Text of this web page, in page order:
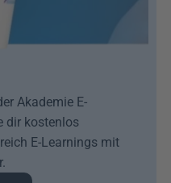
Akademie E-
dir kostenlos
E-Learnings mit